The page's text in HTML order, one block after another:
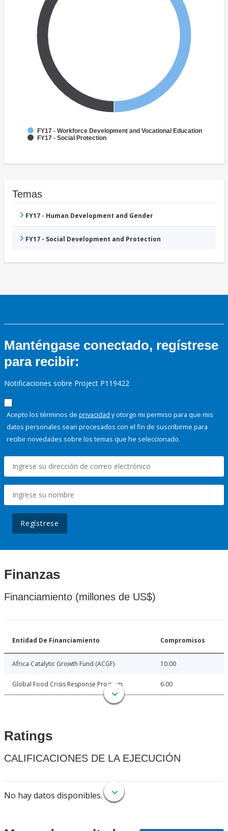
FY17 - Workforce Development and Vocational Education
FY17 - Social Protection
Temas
FY17 - Human Development and Gender
FY17 - Social Development and Protection
Manténgase conectado, regístrese
para recibir:
Notificaciones sobre Project P119422
Acepto los términos de privacidad y otorgo mi permiso para que mis
datos personales sean procesados con el fin de suscribirme para
recibir novedades sobre los temas que he seleccionado.
Regístrese
Finanzas
Financiamiento (millones de US$)
Entidad De Financiamiento Compromisos
Africa Catalytic Growth Fund (ACGF) 10.00
Global Food Crisis Response Program 6.00
Ratings
CALIFICACIONES DE LA EJECUCIÓN
No hay datos disponibles.